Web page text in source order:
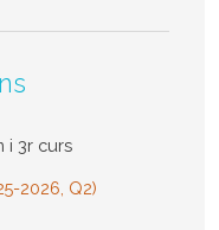
i 3r curs
2026, Q2)